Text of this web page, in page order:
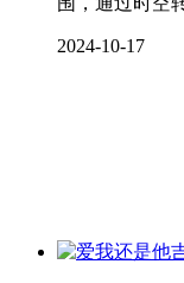
2024-10-17